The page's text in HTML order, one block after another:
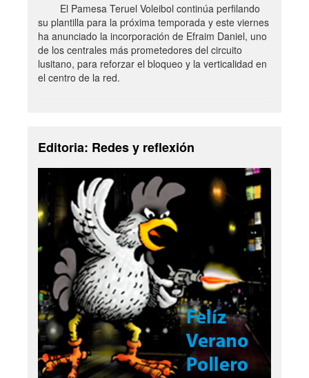
El Pamesa Teruel Voleibol continúa perfilando
su plantilla para la próxima temporada y este viernes
ha anunciado la incorporación de Efraim Daniel, uno
de los centrales más prometedores del circuito
lusitano, para reforzar el bloqueo y la verticalidad en
el centro de la red.
Editoria: Redes y reflexión